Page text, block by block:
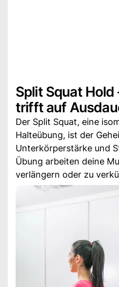
Split Squat Hold
trifft auf
Der Split Squat, eine
Halteübung, ist der
Unterkörperstärke und
Übung arbeiten deine
verlängern oder zu